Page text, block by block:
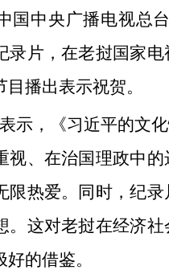
国中央广播电视总
录片，在老挝国家
播出表示祝贺。
示，《习近平的文
视、在治国理政中
限热爱。同时，纪
。这对老挝在经济
的借鉴。